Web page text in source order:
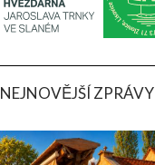
NEJNOVĚJŠÍ ZPRÁVY